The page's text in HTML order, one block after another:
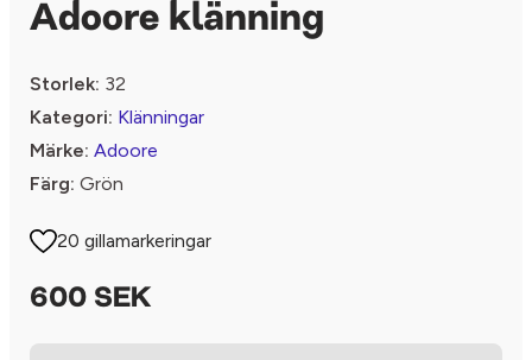
Adoore klänning
Storlek: 32
Kategori: Klänningar
Märke: Adoore
Färg: Grön
20 gillamarkeringar
600 SEK